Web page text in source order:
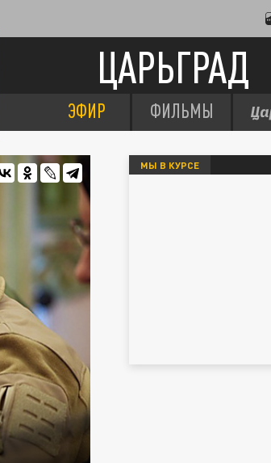
ЦАРЬГРАД
ЭФИР ФИЛЬМЫ
МЫ В КУРСЕ